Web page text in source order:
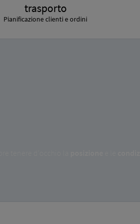
trasporto
Pianificazione clienti e ordini